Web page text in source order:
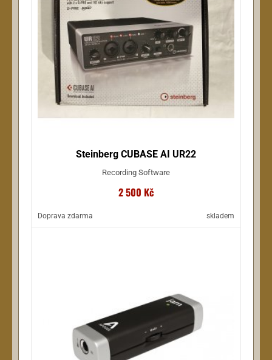
Steinberg CUBASE AI UR22
Recording Software
2 500 Kč
Doprava zdarma skladem
Sluchátka
Snímače a elektroniky
Zesilovače